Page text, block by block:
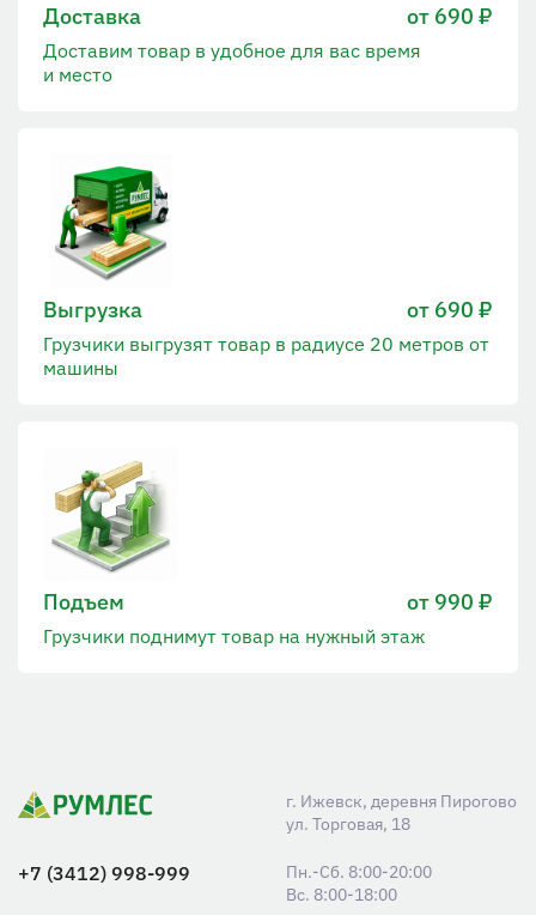
Доставка от 690 ₽
Доставим товар в удобное для вас время
и место
Выгрузка от 690 ₽
Грузчики выгрузят товар в радиусе 20 метров от
машины
Подъем от 990 ₽
Грузчики поднимут товар на нужный этаж
г. Ижевск, деревня Пирогово
ул. Торговая, 18
+7 (3412) 998-999
Пн.-Сб. 8:00-20:00
Вс. 8:00-18:00